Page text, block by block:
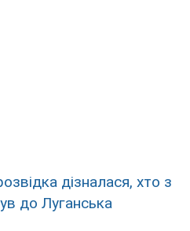
дізналася, хто з
до Луганська